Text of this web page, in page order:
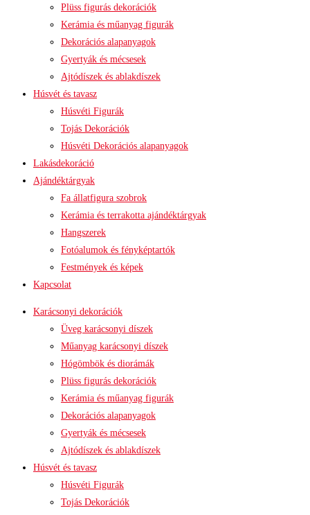
Plüss figurás dekorációk
Kerámia és műanyag figurák
Dekorációs alapanyagok
Gyertyák és mécsesek
Ajtódíszek és ablakdíszek
Húsvét és tavasz
Húsvéti Figurák
Tojás Dekorációk
Húsvéti Dekorációs alapanyagok
Lakásdekoráció
Ajándéktárgyak
Fa állatfigura szobrok
Kerámia és terrakotta ajándéktárgyak
Hangszerek
Fotóalumok és fényképtartók
Festmények és képek
Kapcsolat
Karácsonyi dekorációk
Üveg karácsonyi díszek
Műanyag karácsonyi díszek
Hógömbök és diorámák
Plüss figurás dekorációk
Kerámia és műanyag figurák
Dekorációs alapanyagok
Gyertyák és mécsesek
Ajtódíszek és ablakdíszek
Húsvét és tavasz
Húsvéti Figurák
Tojás Dekorációk